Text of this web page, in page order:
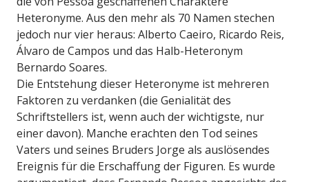
Heteronyme. Aus den mehr als 70 Namen stechen
jedoch nur vier heraus: Alberto Caeiro, Ricardo Reis,
Álvaro de Campos und das Halb-Heteronym
Bernardo Soares.
Die Entstehung dieser Heteronyme ist mehreren
Faktoren zu verdanken (die Genialität des
Schriftstellers ist, wenn auch der wichtigste, nur
einer davon). Manche erachten den Tod seines
Vaters und seines Bruders Jorge als auslösendes
Ereignis für die Erschaffung der Figuren. Es wurde